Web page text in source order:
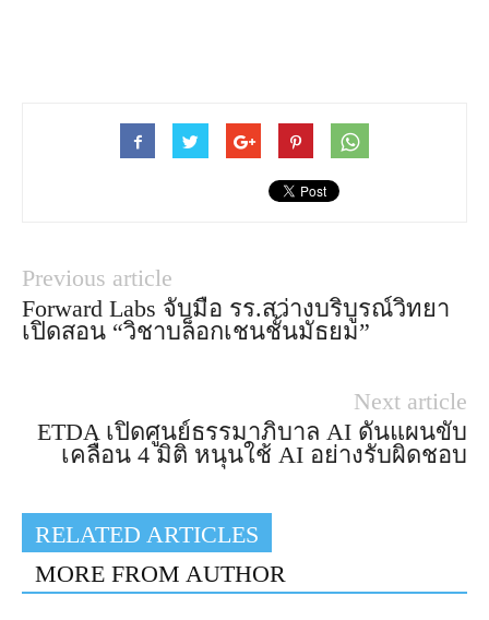
Previous article
Forward Labs จับมือ รร.สว่างบริบูรณ์วิทยา
เปิดสอน “วิชาบล็อกเชนชั้นมัธยม”
Next article
ETDA เปิดศูนย์ธรรมาภิบาล AI ดันแผนขับ
เคลื่อน 4 มิติ หนุนใช้ AI อย่างรับผิดชอบ
RELATED ARTICLES
MORE FROM AUTHOR